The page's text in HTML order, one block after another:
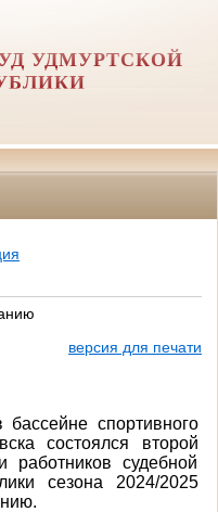
УДМУРТСКОЙ
версия для печати
спортивного
состоялся второй
судебной
сезона 2024/2025